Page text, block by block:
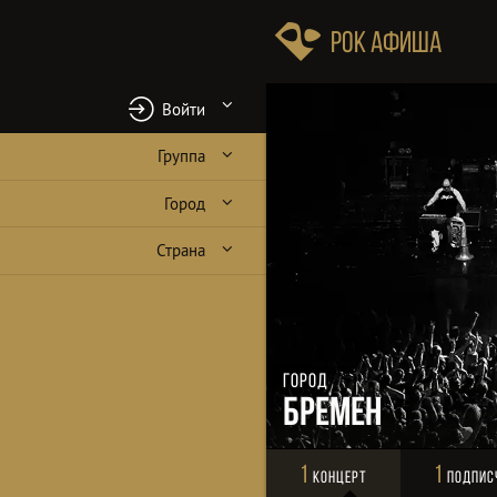
Рок Афиша
Войти
Группа
Город
Страна
Город
Бремен
1 Концерт 1